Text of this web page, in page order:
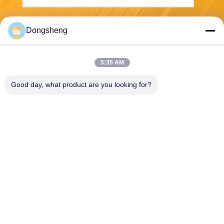
Dongsheng
5:35 AM
Good day, what product are you looking for?